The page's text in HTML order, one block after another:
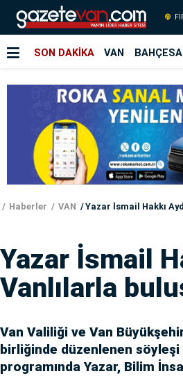
SON DAKİKA VAN
Haberler VAN Yazar İsmail Hakkı Aydın
Yazar İsmail
Vanlılarla
Van Valiliği ve Van
birliğinde düzenlenen söyleşi
programında Yazar, Bilim